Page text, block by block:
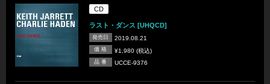
CD
ラスト・ダンス [UHQCD]
発売日 2019.08.21
価 格 ¥1,980 (税込)
品 番 UCCE-9376